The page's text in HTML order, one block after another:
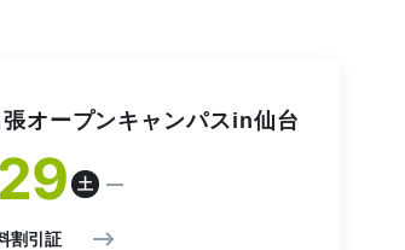
張オープンキャンパスin仙台
29 土
割引証